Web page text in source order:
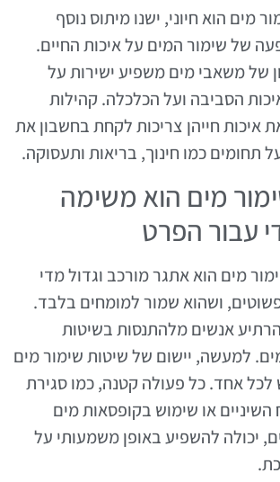
מים הוא חיוני, ישנו מיתוס נוסף
של שימור המים על איכות החיים.
של משאבי מים משפיע ישירות על
הסביבה ועל הכלכלה. קהילות
איכות חייהן צריכות לקחת בחשבון את
תחומים כמו חינוך, בריאות ותעסוקה.
5: שימור מים הוא משימה
עבור הפרט
מים הוא אתגר מורכב וגדול מדי
ושהוא שמור למומחים בלבד.
אנשים מלהתנסות בשיטות
למעשה, יישום של שיטות שימור מים
לכל אחד. כל פעולה קטנה, כמו סגירת
או שימוש בקופסאות מים
יכולה להשפיע באופן משמעותי על